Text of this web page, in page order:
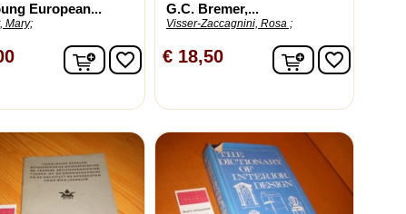
European...
Mary;
In winkelwagen
favorite_border
G.C. Bremer,...
Visser-Zaccagnini, Rosa ;
€ 18,50 Infavorite_border